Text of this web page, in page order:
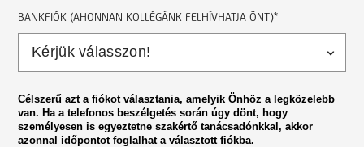
BANKFIÓK (AHONNAN KOLLÉGÁNK FELHÍVHATJA ÖNT)*
Célszerű azt a fiókot választania, amelyik Önhöz a legközelebb
van. Ha a telefonos beszélgetés során úgy dönt, hogy
személyesen is egyeztetne szakértő tanácsadónkkal, akkor
azonnal időpontot foglalhat a választott fiókba.